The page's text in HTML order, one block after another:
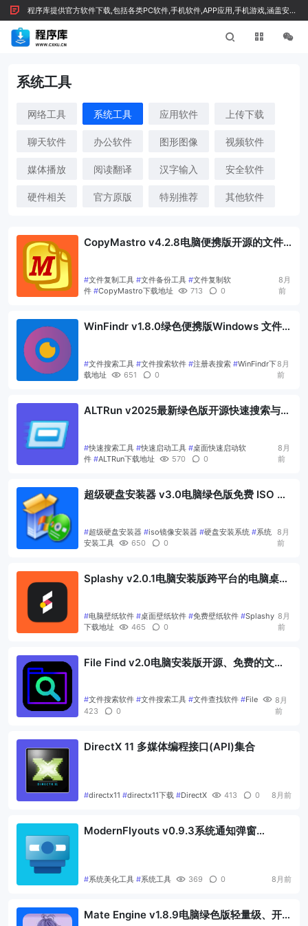
程序库提供官方软件下载,包括各类PC软件,手机软件,APP应用,手机游戏,涵盖安全
绿色软件及技术文章，按 Ctrl+D 收藏我们
系统工具
网络工具 系统工具 应用软件 上传下载
聊天软件 办公软件 图形图像 视频软件
媒体播放 阅读翻译 汉字输入 安全软件
硬件相关 官方原版 特别推荐 其他软件
CopyMastro v4.2.8电脑便携版开源的文件
#文件复制工具 #文件备份工具 #文件复制软
件 #CopyMastro下载地址 713 0
8月
前
WinFindr v1.8.0绿色便携版Windows 文件
#文件搜索工具 #文件搜索软件 #注册表搜索 #WinFindr下
载地址
651 0
8月
前
ALTRun v2025最新绿色版开源快速搜索与启
#快速搜索工具 #快速启动工具 #桌面快速启动软
件 #ALTRun下载地址 570 0
8月
前
超级硬盘安装器 v3.0电脑绿色版免费 ISO 镜
#超级硬盘安装器 #iso镜像安装器 #硬盘安装系统 #系统
安装工具
650 0
8月
前
Splashy v2.0.1电脑安装版跨平台的电脑桌面
#电脑壁纸软件 #桌面壁纸软件 #免费壁纸软件 #Splashy
下载地址
465 0
8月
前
File Find v2.0电脑安装版开源、免费的文件
#文件搜索软件 #文件搜索工具 #文件查找软件 #File
423
0
8月
前
DirectX 11 多媒体编程接口(API)集合
#directx11 #directx11下载 #DirectX 413 0 8月前
ModernFlyouts v0.9.3系统通知弹窗
#系统美化工具 #系统工具 369 0 8月前
Mate Engine v1.8.9电脑绿色版轻量级、开